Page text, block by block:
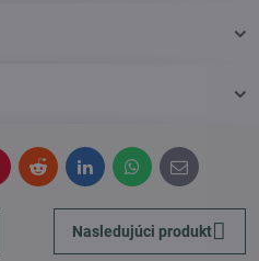
RedditLinkedInWhatsApp
E-
mail
Nasledujúci produkt